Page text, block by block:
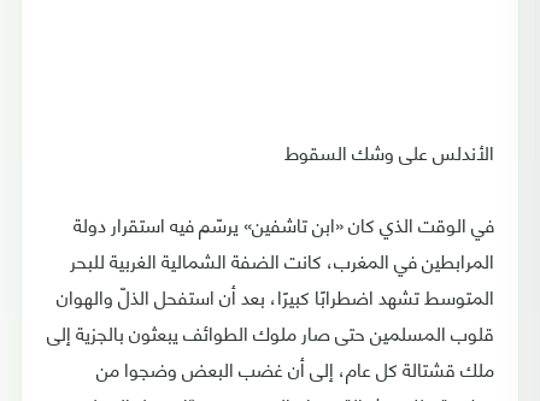
الأندلس على وشك السقوط
في الوقت الذي كان «ابن تاشفين» يرسّم فيه استقرار دولة
المرابطين في المغرب، كانت الضفة الشمالية الغربية للبحر
المتوسط تشهد اضطرابًا كبيرًا، بعد أن استفحل الذلّ والهوان
قلوب المسلمين حتى صار ملوك الطوائف يبعثون بالجزية إلى
ملك قشتالة كل عام، إلى أن غضب البعض وضجوا من